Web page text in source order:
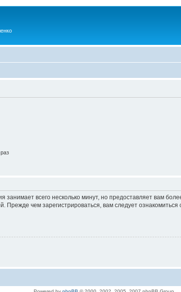
всего несколько минут, но предоставляет вам
Прежде чем зарегистрироваться, вам следует